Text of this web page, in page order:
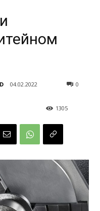
04.02.2022 0
1305